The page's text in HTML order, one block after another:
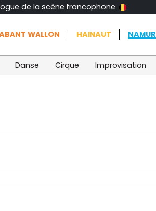
de la scène francophone
WALLON HAINAUT NAMUR
Danse Cirque Improvisation